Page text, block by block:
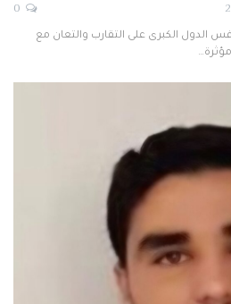
الدول الكبرى على التقارب والتعان مع